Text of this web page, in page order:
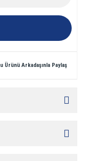
Ürünü Arkadaşınla Paylaş